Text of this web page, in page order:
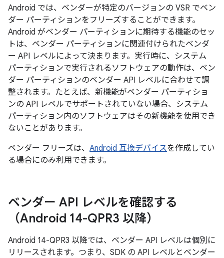
Android では、ベンダーが特定のバージョンの VSR でベン
ダー パーティションをフリーズすることができます。
Android がベンダー パーティションに期待する機能のセッ
トは、ベンダー パーティションに関連付けられたベンダ
ー API レベルによって決まります。実行時に、システム
パーティションで実行されるソフトウェアの動作は、ベン
ダー パーティションのベンダー API レベルに合わせて調
整されます。たとえば、新機能がベンダー パーティショ
ンの API レベルでサポートされていない場合、システム
パーティション内のソフトウェアはその新機能を使用でき
ないことがあります。
ベンダー フリーズは、 Android 互換デバイスを作成してい
る場合にのみ利用できます。
ベンダー API レベルを確認する
（Android 14-QPR3 以降）
Android 14-QPR3 以降では、ベンダー API レベルは個別に
リリースされます。つまり、SDK の API レベルとベンダー